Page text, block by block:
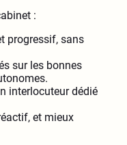
:
progressif, sans
sur les bonnes
interlocuteur dédié
et mieux